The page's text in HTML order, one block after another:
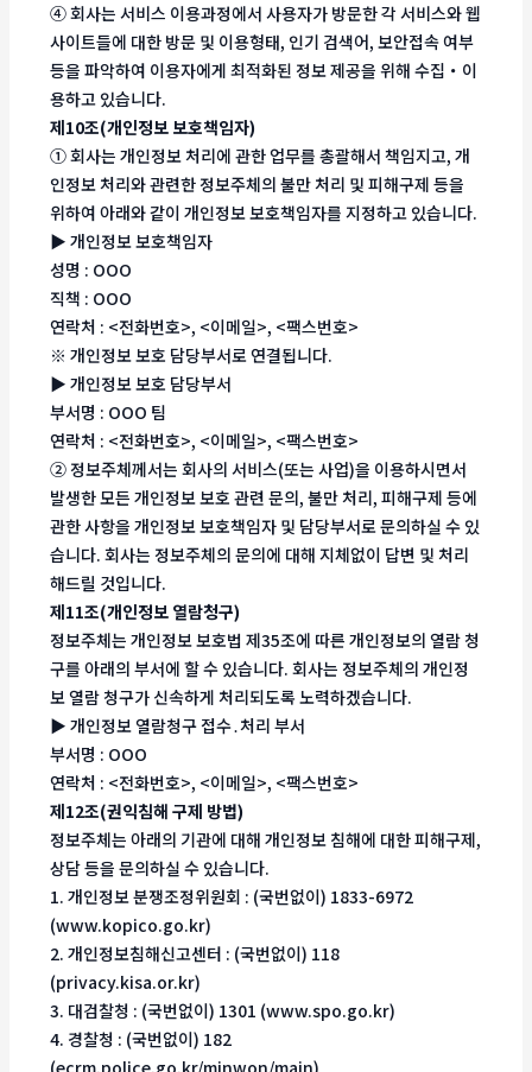
④ 회사는 서비스 이용과정에서 사용자가 방문한 각 서비스와 웹
사이트들에 대한 방문 및 이용형태, 인기 검색어, 보안접속 여부
등을 파악하여 이용자에게 최적화된 정보 제공을 위해 수집・이
용하고 있습니다.
제10조(개인정보 보호책임자)
① 회사는 개인정보 처리에 관한 업무를 총괄해서 책임지고, 개
인정보 처리와 관련한 정보주체의 불만 처리 및 피해구제 등을
위하여 아래와 같이 개인정보 보호책임자를 지정하고 있습니다.
▶ 개인정보 보호책임자
성명 : OOO
직책 : OOO
연락처 : <전화번호>, <이메일>, <팩스번호>
※ 개인정보 보호 담당부서로 연결됩니다.
▶ 개인정보 보호 담당부서
부서명 : OOO 팀
연락처 : <전화번호>, <이메일>, <팩스번호>
② 정보주체께서는 회사의 서비스(또는 사업)을 이용하시면서
발생한 모든 개인정보 보호 관련 문의, 불만 처리, 피해구제 등에
관한 사항을 개인정보 보호책임자 및 담당부서로 문의하실 수 있
습니다. 회사는 정보주체의 문의에 대해 지체없이 답변 및 처리
해드릴 것입니다.
제11조(개인정보 열람청구)
정보주체는 개인정보 보호법 제35조에 따른 개인정보의 열람 청
구를 아래의 부서에 할 수 있습니다. 회사는 정보주체의 개인정
보 열람 청구가 신속하게 처리되도록 노력하겠습니다.
▶ 개인정보 열람청구 접수․처리 부서
부서명 : OOO
연락처 : <전화번호>, <이메일>, <팩스번호>
제12조(권익침해 구제 방법)
정보주체는 아래의 기관에 대해 개인정보 침해에 대한 피해구제,
상담 등을 문의하실 수 있습니다.
1. 개인정보 분쟁조정위원회 : (국번없이) 1833-6972
(www.kopico.go.kr)
2. 개인정보침해신고센터 : (국번없이) 118
(privacy.kisa.or.kr)
3. 대검찰청 : (국번없이) 1301 (www.spo.go.kr)
4. 경찰청 : (국번없이) 182